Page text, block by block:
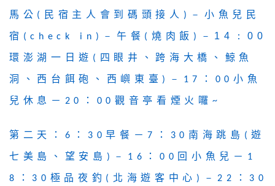
馬公 ( 民宿主人會到碼頭接人 ) －小魚兒民
宿 (check in) －午餐 (燒肉飯 ) －14：00
環澎湖一日遊 ( 四眼井、跨海大橋、鯨魚
洞、西台餌砲、西嶼東臺 )－ 17 ： 00小魚
兒休息－ 20 ： 00觀音亭看煙火囉 ~
第二天： 6 ： 30早餐－7 ： 30 南海跳島 (遊
七美島、望安島 )－ 16 ：00 回小魚兒－ 1
8 ： 30 極品夜釣 ( 北海遊客中心 )－22 ： 30